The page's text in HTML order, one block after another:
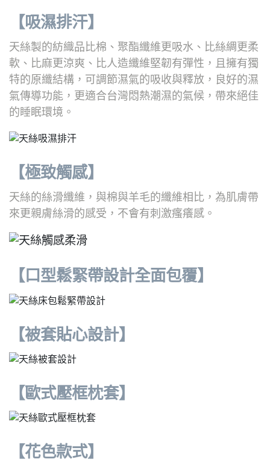
【吸濕排汗】
天絲製的紡織品比棉、聚酯纖維更吸水、比絲綢更柔
軟、比麻更涼爽、比人造纖維堅韌有彈性，且擁有獨
特的原纖結構，可調節濕氣的吸收與釋放，良好的濕
氣傳導功能，更適合台灣悶熱潮濕的氣候，帶來絕佳
的睡眠環境。
【極致觸感】
天絲的絲滑纖維，與棉與羊毛的纖維相比，為肌膚帶
來更親膚絲滑的感受，不會有刺激瘙癢感。
【口型鬆緊帶設計全面包覆】
【被套貼心設計】
【歐式壓框枕套】
【花色款式】